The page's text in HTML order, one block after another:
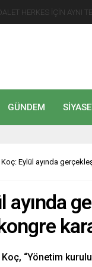
Kararı Sonrası
GÜNDEM
Eylül ayında
ayında
“Yönetim